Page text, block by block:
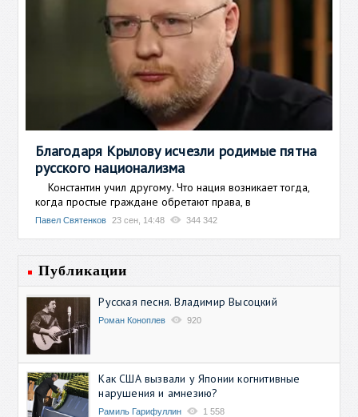
Благодаря Крылову исчезли родимые пятна
русского национализма
Константин учил другому. Что нация возникает тогда,
когда простые граждане обретают права, в
Павел Святенков 23 сен, 14:48 344 342
Публикации
Русская песня. Владимир Высоцкий
Роман Коноплев 920
Как США вызвали у Японии когнитивные
нарушения и амнезию?
Рамиль Гарифуллин 1 558